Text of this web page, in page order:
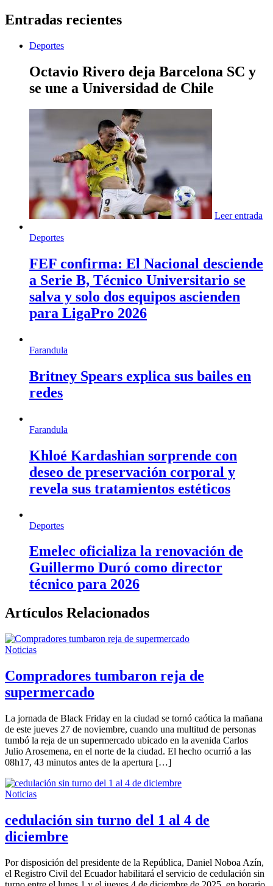
Entradas recientes
Deportes
Octavio Rivero deja Barcelona SC y
se une a Universidad de Chile
Leer entrada
Deportes
FEF confirma: El Nacional desciende
a Serie B, Técnico Universitario se
salva y solo dos equipos ascienden
para LigaPro 2026
Farandula
Britney Spears explica sus bailes en
redes
Farandula
Khloé Kardashian sorprende con
deseo de preservación corporal y
revela sus tratamientos estéticos
Deportes
Emelec oficializa la renovación de
Guillermo Duró como director
técnico para 2026
Artículos Relacionados
Noticias
Compradores tumbaron reja de
supermercado
La jornada de Black Friday en la ciudad se tornó caótica la mañana
de este jueves 27 de noviembre, cuando una multitud de personas
tumbó la reja de un supermercado ubicado en la avenida Carlos
Julio Arosemena, en el norte de la ciudad. El hecho ocurrió a las
08h17, 43 minutos antes de la apertura […]
Noticias
cedulación sin turno del 1 al 4 de
diciembre
Por disposición del presidente de la República, Daniel Noboa Azín,
el Registro Civil del Ecuador habilitará el servicio de cedulación sin